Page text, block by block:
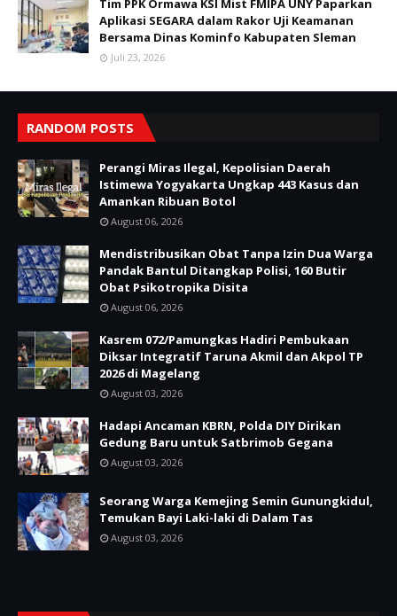
Tim PPK Ormawa KSI Mist FMIPA UNY Paparkan
Aplikasi SEGARA dalam Rakor Uji Keamanan
Bersama Dinas Kominfo Kabupaten Sleman
Juli 23, 2026
RANDOM POSTS
Perangi Miras Ilegal, Kepolisian Daerah
Istimewa Yogyakarta Ungkap 443 Kasus dan
Amankan Ribuan Botol
August 06, 2026
Mendistribusikan Obat Tanpa Izin Dua Warga
Pandak Bantul Ditangkap Polisi, 160 Butir
Obat Psikotropika Disita
August 06, 2026
Kasrem 072/Pamungkas Hadiri Pembukaan
Diksar Integratif Taruna Akmil dan Akpol TP
2026 di Magelang
August 03, 2026
Hadapi Ancaman KBRN, Polda DIY Dirikan
Gedung Baru untuk Satbrimob Gegana
August 03, 2026
Seorang Warga Kemejing Semin Gunungkidul,
Temukan Bayi Laki-laki di Dalam Tas
August 03, 2026